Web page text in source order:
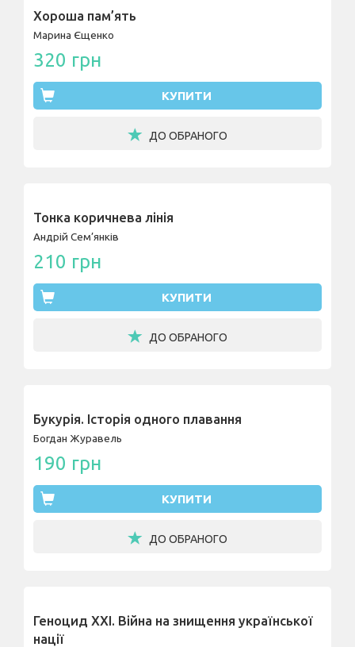
Хороша пам’ять
Марина Єщенко
320 грн
КУПИТИ
ДО ОБРАНОГО
Тонка коричнева лінія
Андрій Сем’янків
210 грн
КУПИТИ
ДО ОБРАНОГО
Букурія. Історія одного плавання
Богдан Журавель
190 грн
КУПИТИ
ДО ОБРАНОГО
Геноцид ХХІ. Війна на знищення української
нації